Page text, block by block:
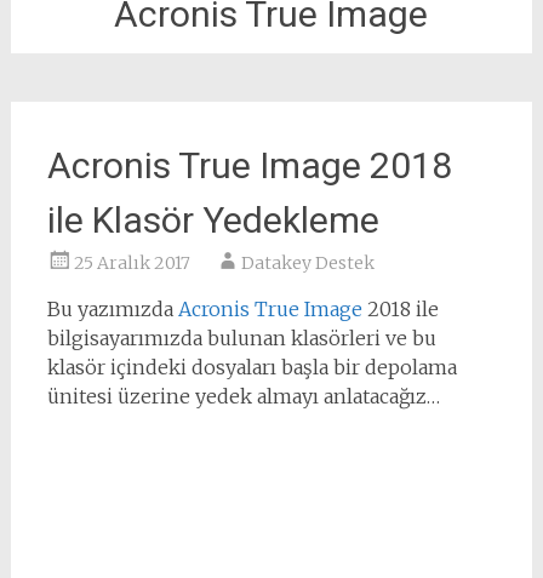
Acronis True Image
Acronis True Image 2018
ile Klasör Yedekleme
25 Aralık 2017 Datakey Destek
Bu yazımızda Acronis True Image 2018 ile
bilgisayarımızda bulunan klasörleri ve bu
klasör içindeki dosyaları başla bir depolama
ünitesi üzerine yedek almayı anlatacağız…